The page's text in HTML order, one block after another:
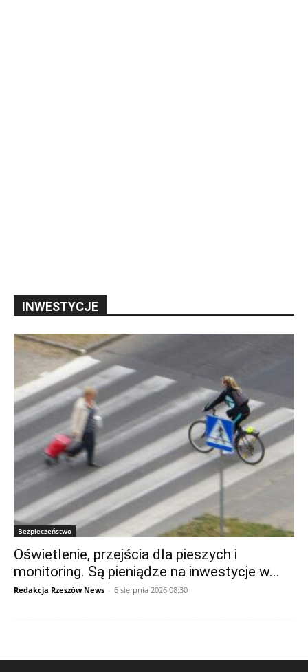
INWESTYCJE
Bezpieczeństwo
Oświetlenie, przejścia dla pieszych i
monitoring. Są pieniądze na inwestycje w...
Redakcja Rzeszów News - 6 sierpnia 2026 08:30